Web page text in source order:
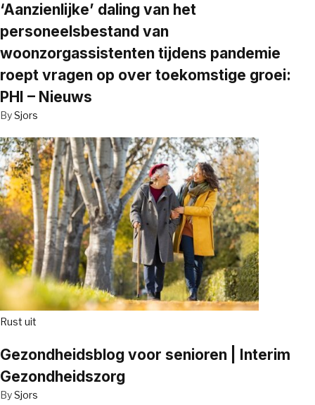
‘Aanzienlijke’ daling van het
personeelsbestand van
woonzorgassistenten tijdens pandemie
roept vragen op over toekomstige groei:
PHI – Nieuws
BySjors
Rust uit
Gezondheidsblog voor senioren | Interim
Gezondheidszorg
BySjors